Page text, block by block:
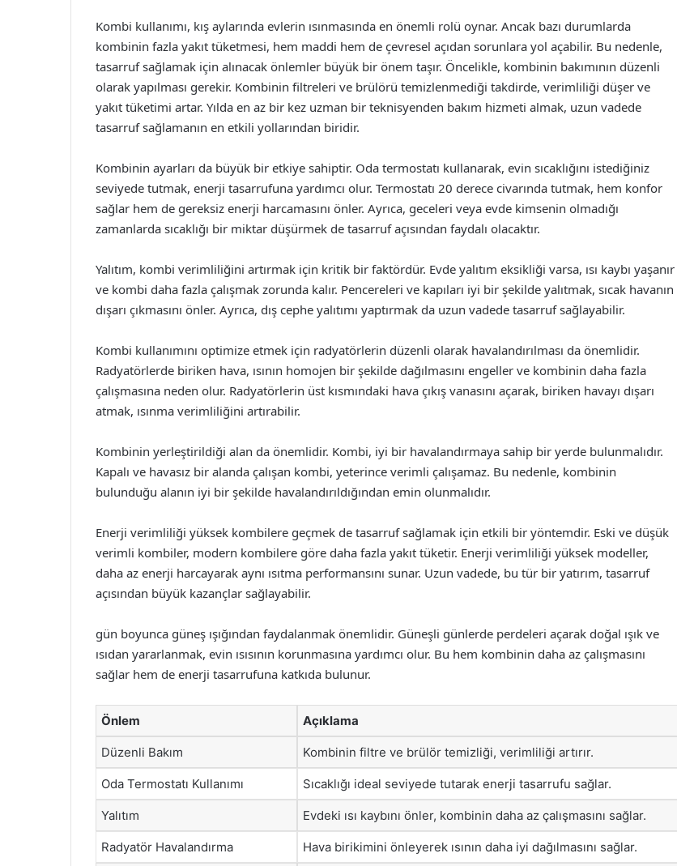
Kombi kullanımı, kış aylarında evlerin ısınmasında en önemli rolü oynar. Ancak bazı durumlarda
kombinin fazla yakıt tüketmesi, hem maddi hem de çevresel açıdan sorunlara yol açabilir. Bu nedenle,
tasarruf sağlamak için alınacak önlemler büyük bir önem taşır. Öncelikle, kombinin bakımının düzenli
olarak yapılması gerekir. Kombinin filtreleri ve brülörü temizlenmediği takdirde, verimliliği düşer ve
yakıt tüketimi artar. Yılda en az bir kez uzman bir teknisyenden bakım hizmeti almak, uzun vadede
tasarruf sağlamanın en etkili yollarından biridir.
Kombinin ayarları da büyük bir etkiye sahiptir. Oda termostatı kullanarak, evin sıcaklığını istediğiniz
seviyede tutmak, enerji tasarrufuna yardımcı olur. Termostatı 20 derece civarında tutmak, hem konfor
sağlar hem de gereksiz enerji harcamasını önler. Ayrıca, geceleri veya evde kimsenin olmadığı
zamanlarda sıcaklığı bir miktar düşürmek de tasarruf açısından faydalı olacaktır.
Yalıtım, kombi verimliliğini artırmak için kritik bir faktördür. Evde yalıtım eksikliği varsa, ısı kaybı yaşanır
ve kombi daha fazla çalışmak zorunda kalır. Pencereleri ve kapıları iyi bir şekilde yalıtmak, sıcak havanın
dışarı çıkmasını önler. Ayrıca, dış cephe yalıtımı yaptırmak da uzun vadede tasarruf sağlayabilir.
Kombi kullanımını optimize etmek için radyatörlerin düzenli olarak havalandırılması da önemlidir.
Radyatörlerde biriken hava, ısının homojen bir şekilde dağılmasını engeller ve kombinin daha fazla
çalışmasına neden olur. Radyatörlerin üst kısmındaki hava çıkış vanasını açarak, biriken havayı dışarı
atmak, ısınma verimliliğini artırabilir.
Kombinin yerleştirildiği alan da önemlidir. Kombi, iyi bir havalandırmaya sahip bir yerde bulunmalıdır.
Kapalı ve havasız bir alanda çalışan kombi, yeterince verimli çalışamaz. Bu nedenle, kombinin
bulunduğu alanın iyi bir şekilde havalandırıldığından emin olunmalıdır.
Enerji verimliliği yüksek kombilere geçmek de tasarruf sağlamak için etkili bir yöntemdir. Eski ve düşük
verimli kombiler, modern kombilere göre daha fazla yakıt tüketir. Enerji verimliliği yüksek modeller,
daha az enerji harcayarak aynı ısıtma performansını sunar. Uzun vadede, bu tür bir yatırım, tasarruf
açısından büyük kazançlar sağlayabilir.
gün boyunca güneş ışığından faydalanmak önemlidir. Güneşli günlerde perdeleri açarak doğal ışık ve
ısıdan yararlanmak, evin ısısının korunmasına yardımcı olur. Bu hem kombinin daha az çalışmasını
sağlar hem de enerji tasarrufuna katkıda bulunur.
Önlem Açıklama
Düzenli Bakım Kombinin filtre ve brülör temizliği, verimliliği artırır.
Oda Termostatı Kullanımı Sıcaklığı ideal seviyede tutarak enerji tasarrufu sağlar.
Yalıtım Evdeki ısı kaybını önler, kombinin daha az çalışmasını sağlar.
Radyatör Havalandırma Hava birikimini önleyerek ısının daha iyi dağılmasını sağlar.